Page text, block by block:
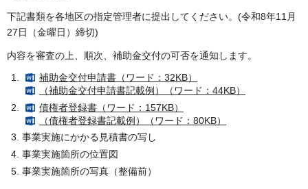
下記書類を各地区の指定管理者に提出してください。(令和8年11月
27日（金曜日）締切)
内容を審査の上、順次、補助金交付の可否を通知します。
補助金交付申請書（ワード：32KB）
（補助金交付申請書記載例）（ワード：44KB）
債権者登録書（ワード：157KB）
（債権者登録書記載例）（ワード：80KB）
事業実施にかかる見積書の写し
事業実施箇所の位置図
事業実施箇所の写真（整備前）